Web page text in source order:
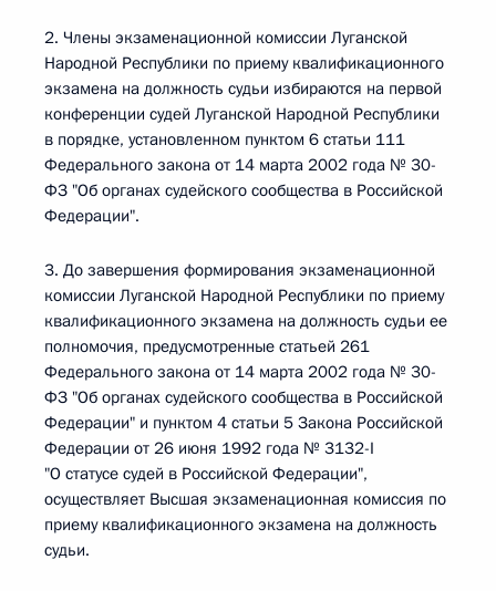
2. Члены экзаменационной комиссии Луганской
Народной Республики по приему квалификационного
экзамена на должность судьи избираются на первой
конференции судей Луганской Народной Республики
в порядке, установленном пунктом 6 статьи 111
Федерального закона от 14 марта 2002 года № 30-
ФЗ "Об органах судейского сообщества в Российской
Федерации".
3. До завершения формирования экзаменационной
комиссии Луганской Народной Республики по приему
квалификационного экзамена на должность судьи ее
полномочия, предусмотренные статьей 261
Федерального закона от 14 марта 2002 года № 30-
ФЗ "Об органах судейского сообщества в Российской
Федерации" и пунктом 4 статьи 5 Закона Российской
Федерации от 26 июня 1992 года № 3132-I
"О статусе судей в Российской Федерации",
осуществляет Высшая экзаменационная комиссия по
приему квалификационного экзамена на должность
судьи.